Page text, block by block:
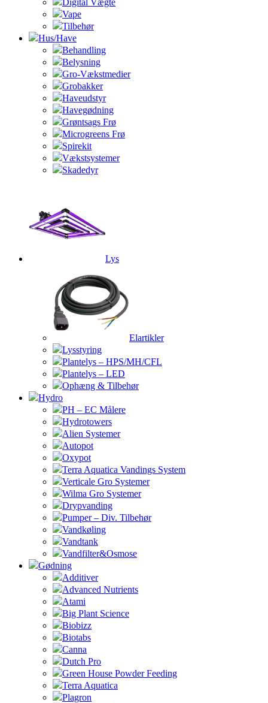
Digital Vægte
Vape
Tilbehør
Hus/Have
Behandling
Belysning
Gro-Vækstmedier
Grobakker
Haveudstyr
Havegødning
Grøntsags Frø
Microgreens Frø
Spirekit
Vækstsystemer
Skadedyr
Lys
Elartikler
Lysstyring
Plantelys – HPS/MH/CFL
Plantelys – LED
Ophæng & Tilbehør
Hydro
PH – EC Målere
Hydrotowers
Alien Systemer
Autopot
Oxypot
Terra Aquatica Vandings System
Verticale Gro Systemer
Wilma Gro Systemer
Drypvanding
Pumper – Div. Tilbehør
Vandkøling
Vandtank
Vandfilter&Osmose
Gødning
Additiver
Advanced Nutrients
Atami
Big Plant Science
Biobizz
Biotabs
Canna
Dutch Pro
Green House Powder Feeding
Terra Aquatica
Plagron